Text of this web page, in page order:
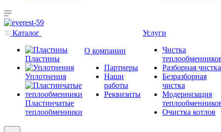
Каталог
Пластины
Уплотнения
Пластинчатые
теплообменники
О компании
Партнеры
Наши
работы
Реквизиты
Услуги
Чистка
Разборная чистка
Безразборная
чистка
Модернизация
Очистка котлов